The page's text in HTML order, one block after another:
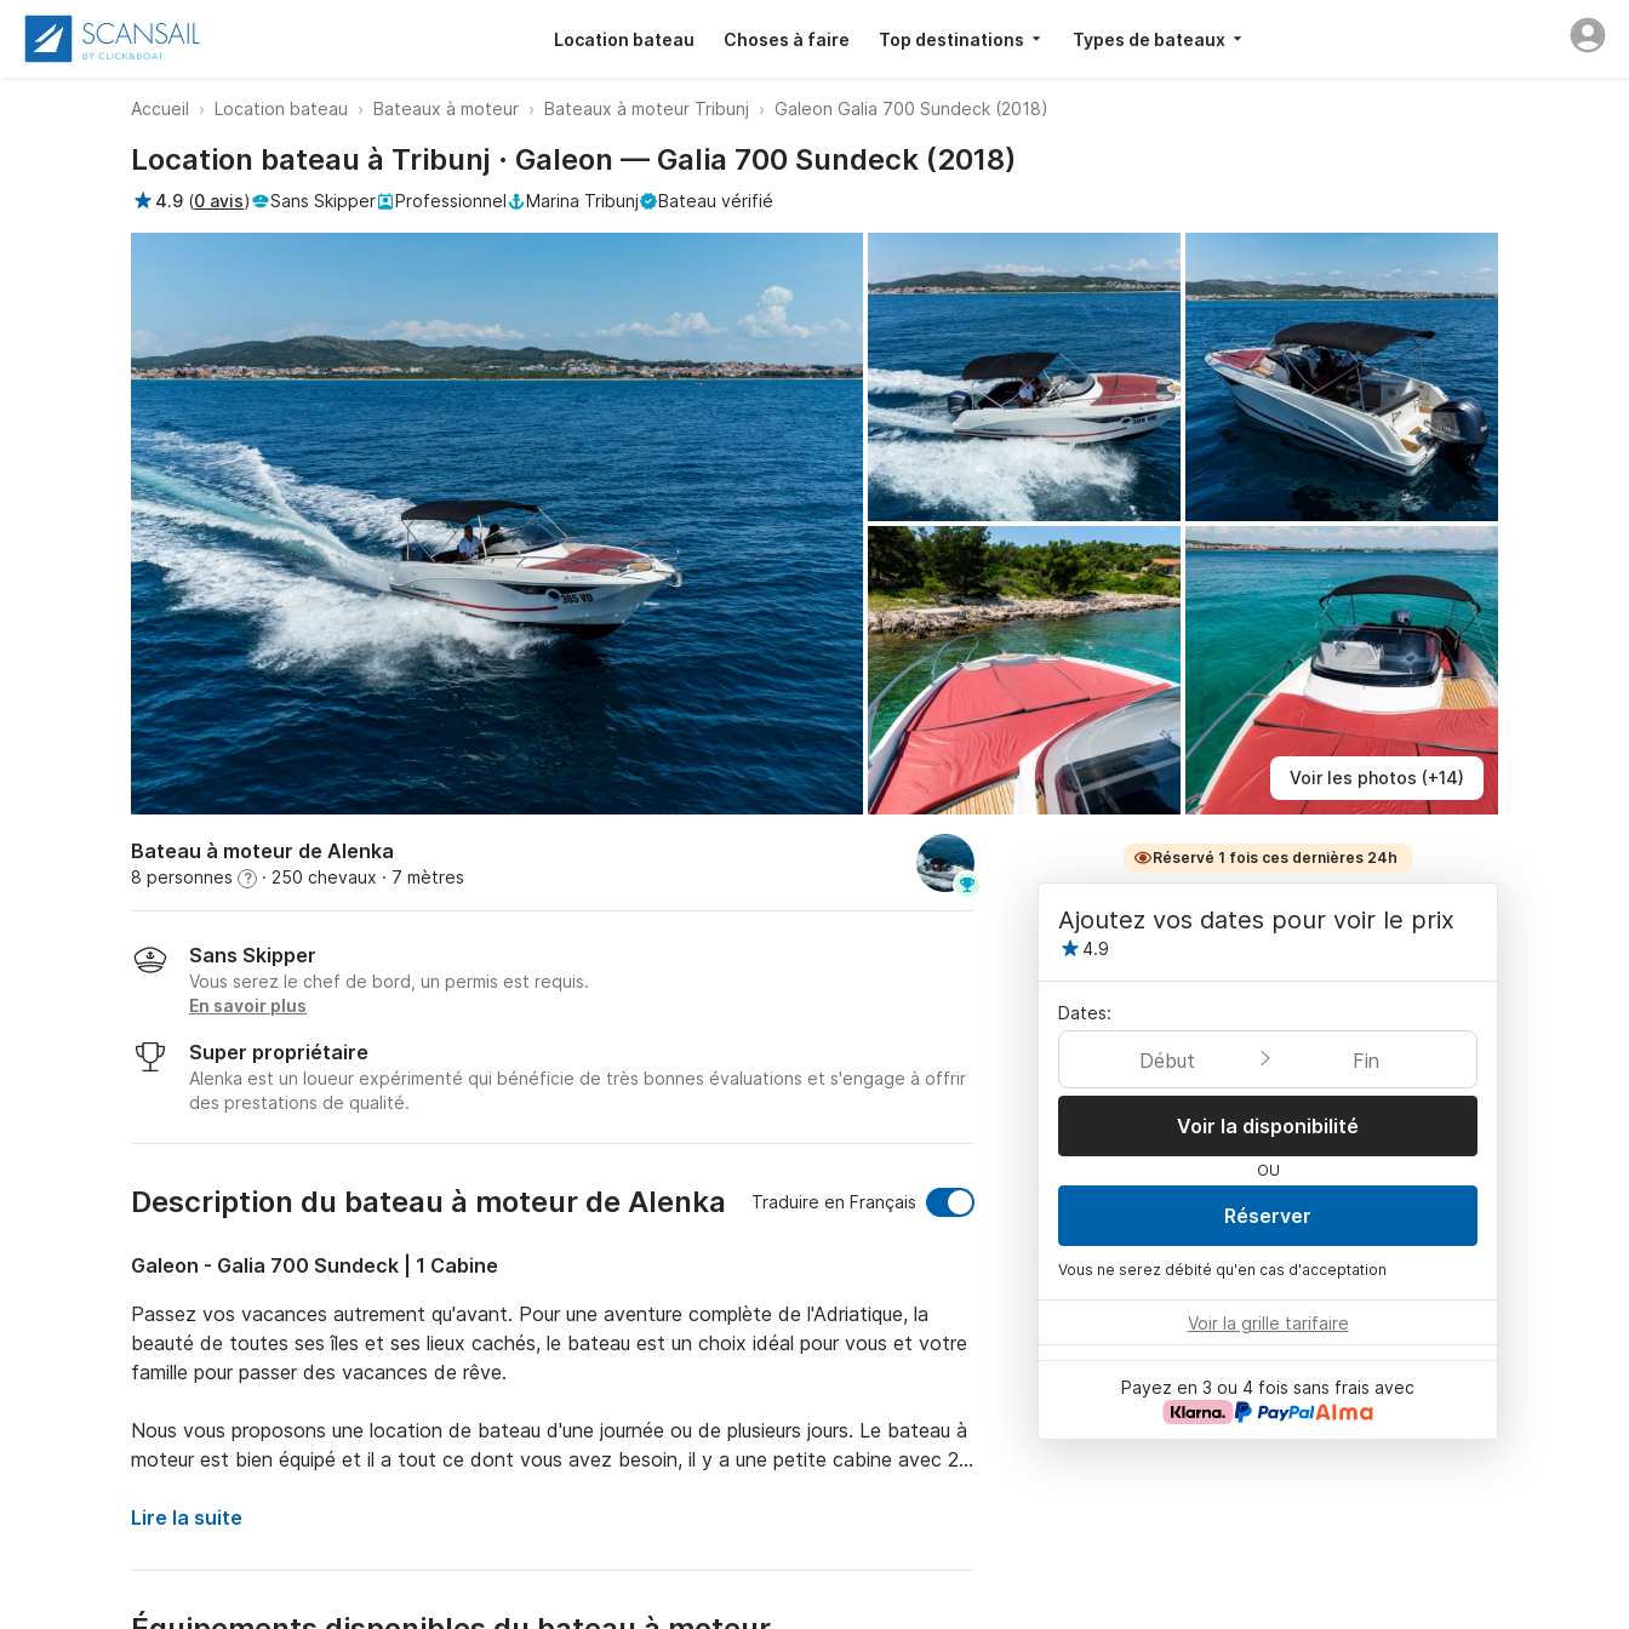
Location bateau Choses à faire Top destinations Types de bateaux
Accueil Location bateau Bateaux à moteur Bateaux à moteur Tribunj Galeon Galia 700 Sundeck (2018)
Voir les photos (+14)
Location bateau à Tribunj · Galeon — Galia 700 Sundeck (2018)
4.9 (0 avis) Sans Skipper Professionnel Marina Tribunj Bateau vérifié
Bateau à moteur de Alenka
8 personnes ? · 250 chevaux · 7 mètres
Sans Skipper
Vous serez le chef de bord, un permis est requis.
En savoir plus
Super propriétaire
Alenka est un loueur expérimenté qui bénéficie de très bonnes évaluations et s'engage à offrir
des prestations de qualité.
Description du bateau à moteur de Alenka Traduire en Français
Galeon - Galia 700 Sundeck | 1 Cabine
Passez vos vacances autrement qu'avant. Pour une aventure complète de l'Adriatique, la
beauté de toutes ses îles et ses lieux cachés, le bateau est un choix idéal pour vous et votre
famille pour passer des vacances de rêve.
Nous vous proposons une location de bateau d'une journée ou de plusieurs jours. Le bateau à
moteur est bien équipé et il a tout ce dont vous avez besoin, il y a une petite cabine avec 2
CV, vous pourrez découvrir de beaux endroits et de longues plages.
Galia 700 Sundeck est un bateau haut de gamme pour les petits groupes pour vous faire
découvrir notre magnifique archipel. Profitez de vos vacances dans l'un des parcs nationaux
Lire la suite
Réservé 1 fois ces dernières 24h
Ajoutez vos dates pour voir le prix
4.9
Dates:
Début Fin
Voir la disponibilité
OU
Réserver
Vous ne serez débité qu'en cas d'acceptation
Voir la grille tarifaire
Payez en 3 ou 4 fois sans frais avec